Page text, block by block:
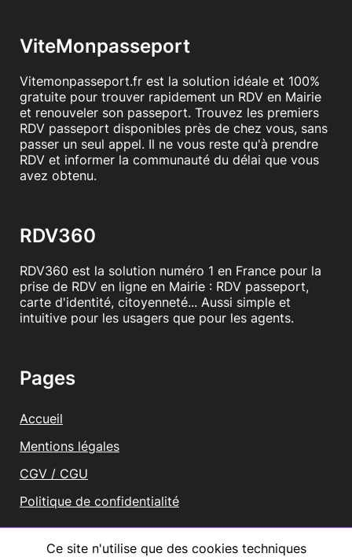
Ce site n'utilise que des cookies techniques
ViteMonpasseport
Vitemonpasseport.fr est la solution idéale et 100%
gratuite pour trouver rapidement un RDV en Mairie
et renouveler son passeport. Trouvez les premiers
RDV passeport disponibles près de chez vous, sans
passer un seul appel. Il ne vous reste qu'à prendre
RDV et informer la communauté du délai que vous
avez obtenu.
RDV360
RDV360 est la solution numéro 1 en France pour la
prise de RDV en ligne en Mairie : RDV passeport,
carte d'identité, citoyenneté... Aussi simple et
intuitive pour les usagers que pour les agents.
Pages
Accueil
Mentions légales
CGV / CGU
Politique de confidentialité
Vous représentez une mairie ?